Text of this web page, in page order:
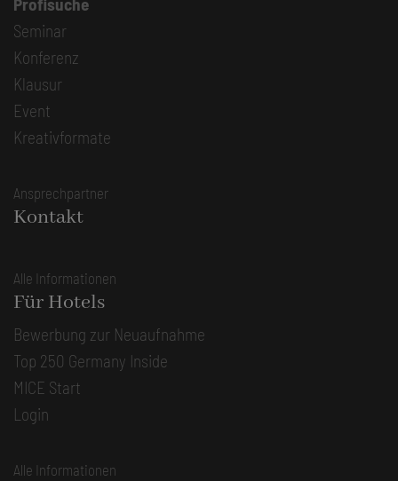
Profisuche
Seminar
Konferenz
Klausur
Event
Kreativformate
Ansprechpartner
Kontakt
Alle Informationen
Für Hotels
Bewerbung zur Neuaufnahme
Top 250 Germany Inside
MICE Start
Login
Alle Informationen